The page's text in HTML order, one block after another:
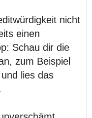
nicht
einen
Schau dir die
zum Beispiel
lies das